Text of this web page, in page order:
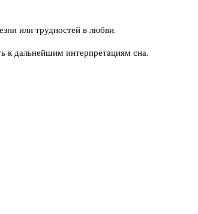
или трудностей в любви.
к дальнейшим интерпретациям сна.